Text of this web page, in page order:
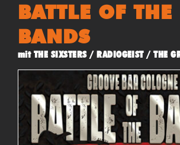
BATTLE OF THE
BANDS
mit THE SIXSTERS / RADIOGEIST / THE